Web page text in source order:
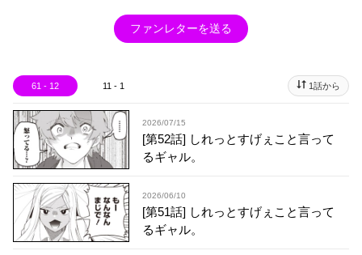
ファンレターを送る
61 - 12 11 - 1 1話から
2026/07/15
[第52話] しれっとすげぇこと言って
るギャル。
2026/06/10
[第51話] しれっとすげぇこと言って
るギャル。